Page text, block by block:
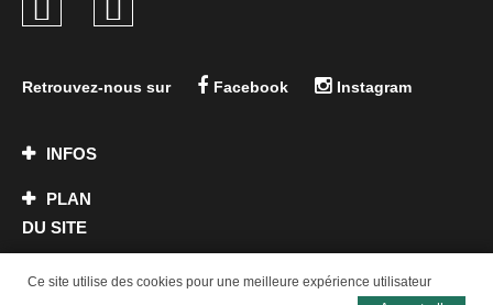
PLAN
DU SITE
Retrouvez-nous sur Facebook Instagram
INFOS
CONTACT
Ce site utilise des cookies pour une meilleure expérience utilisateur